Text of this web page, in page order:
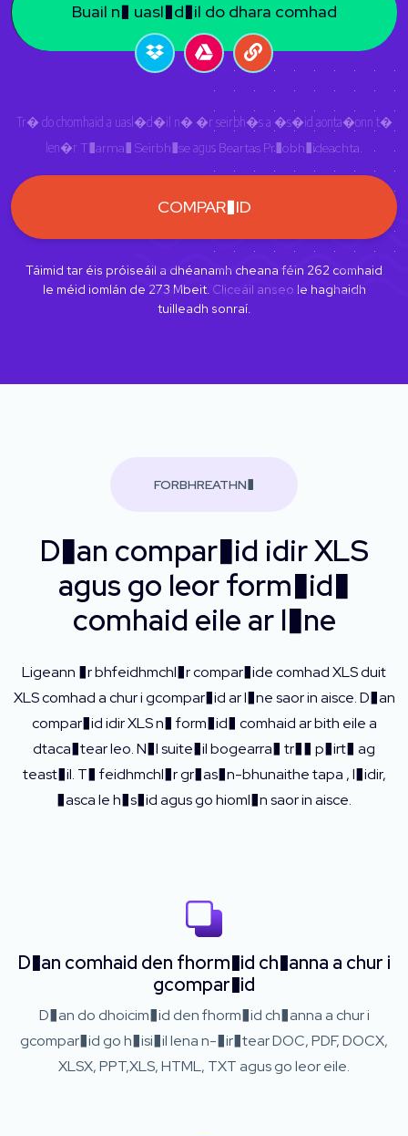
Buail n� uasl�d�il do dhara comhad
Tr� do chomhaid a uasl�d�il n� �r seirbh�s a �s�id aonta�onn t�
len�r T�arma� Seirbh�seagus Beartas Pr�obh�ideachta
COMPAR�ID
Táimid tar éis próiseáil a dhéanamh cheana féin 262 comhaid
le méid iomlán de 273 Mbeit. Cliceáil anseo le haghaidh
tuilleadh sonraí.
FORBHREATHN�
D�an compar�id idir XLS
agus go leor form�id�
comhaid eile ar l�ne
Ligeann �r bhfeidhmchl�r compar�ide comhad XLS duit
XLS comhad a chur i gcompar�id ar l�ne saor in aisce. D�an
compar�id idir XLS n� form�id� comhaid ar bith eile a
dtaca�tear leo. N�l suite�il bogearra� tr�� p�irt� ag
teast�il. T� feidhmchl�r gr�as�n-bhunaithe tapa , l�idir,
�asca le h�s�id agus go hioml�n saor in aisce.
D�an comhaid den fhorm�id ch�anna a chur i
gcompar�id
D�an do dhoicim�id den fhorm�id ch�anna a chur i
gcompar�id go h�isi�il lena n-�ir�tear DOC, PDF, DOCX,
XLSX, PPT,XLS, HTML, TXT agus go leor eile.